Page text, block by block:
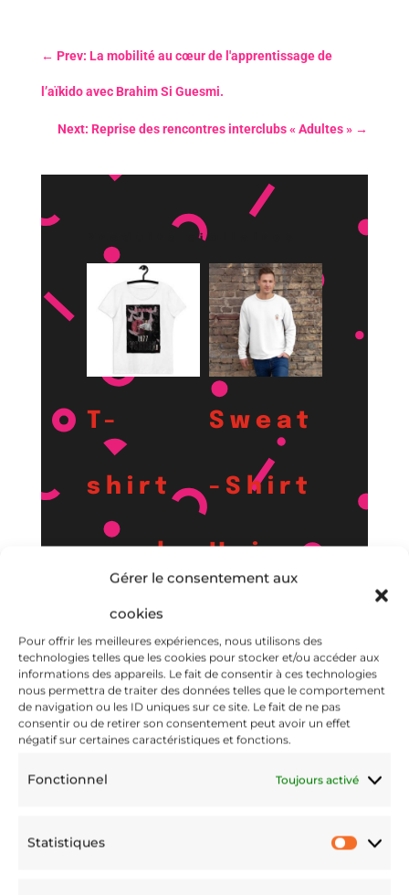
Gérer le consentement aux
cookies
Pour offrir les meilleures expériences, nous utilisons des
technologies telles que les cookies pour stocker et/ou accéder aux
informations des appareils. Le fait de consentir à ces technologies
nous permettra de traiter des données telles que le comportement
de navigation ou les ID uniques sur ce site. Le fait de ne pas
consentir ou de retirer son consentement peut avoir un effet
négatif sur certaines caractéristiques et fonctions.
Fonctionnel Toujours activé
Statistiques
← Prev: La mobilité au cœur de l'apprentissage de
l’aïkido avec Brahim Si Guesmi.
Next: Reprise des rencontres interclubs « Adultes » →
Produits similaires
T-
shirt
moula
nt
écolo
gique
Sweat
-Shirt
Unise
€46.12 – € 47.60Plage
de
prix :
€47.60